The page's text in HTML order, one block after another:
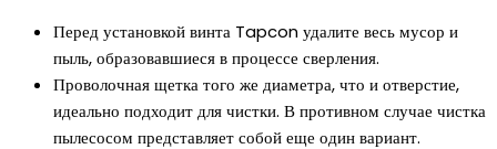
Перед установкой винта Tapcon удалите весь мусор и
пыль, образовавшиеся в процессе сверления.
Проволочная щетка того же диаметра, что и отверстие,
идеально подходит для чистки. В противном случае чистка
пылесосом представляет собой еще один вариант.